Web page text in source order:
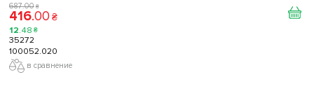
687.00 ₴
416.00 ₴
12.48 ₴
35272
100052.020
в сравнение